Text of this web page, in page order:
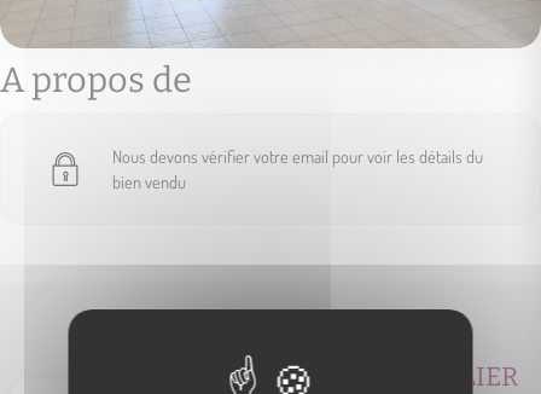
A propos de
Nous devons vérifier votre email pour voir les détails du
bien vendu
CARA IMMOBILIER